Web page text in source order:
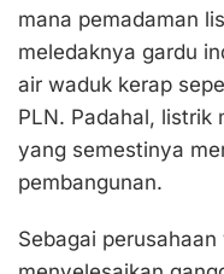
mana pemadaman
meledaknya gardu
air waduk kerap
PLN. Padahal, listrik
yang semestinya
pembangunan.
Sebagai